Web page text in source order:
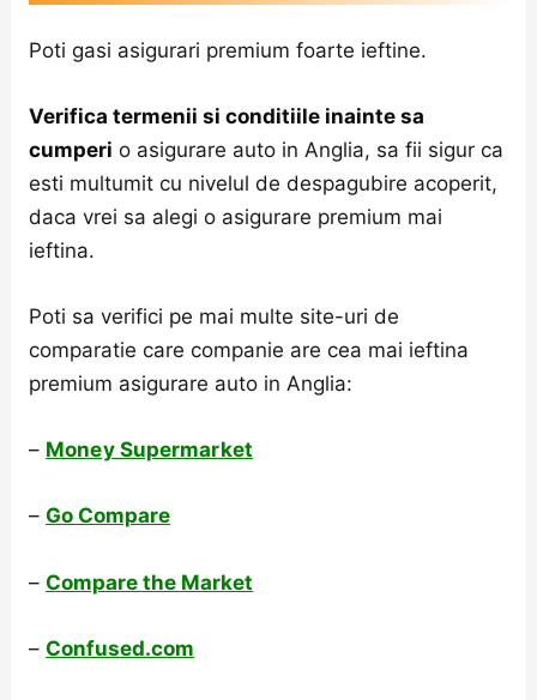
Poti gasi asigurari premium foarte ieftine.
Verifica termenii si conditiile inainte sa
cumperi o asigurare auto in Anglia, sa fii sigur ca
esti multumit cu nivelul de despagubire acoperit,
daca vrei sa alegi o asigurare premium mai
ieftina.
Poti sa verifici pe mai multe site-uri de
comparatie care companie are cea mai ieftina
premium asigurare auto in Anglia:
– Money Supermarket
–Go Compare
–Compare the Market
–Confused.com